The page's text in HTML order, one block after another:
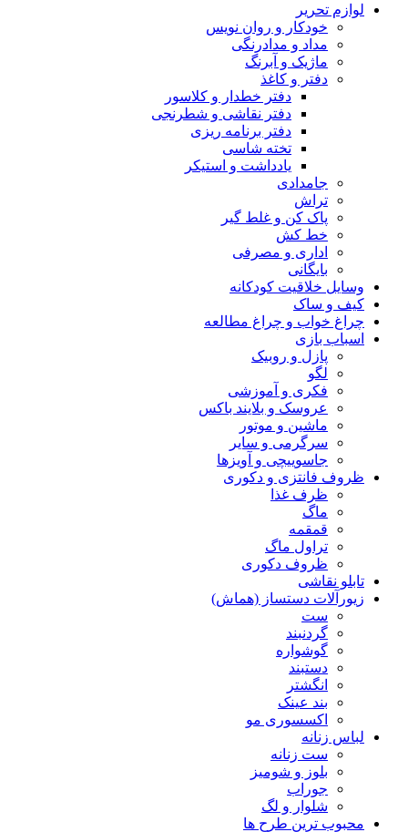
لوازم تحریر
خودکار و روان نویس
مداد و مدادرنگی
ماژیک و آبرنگ
دفتر و کاغذ
دفتر خطدار و کلاسور
دفتر نقاشی و شطرنجی
دفتر برنامه ریزی
تخته شاسی
یادداشت و استیکر
جامدادی
تراش
پاک کن و غلط گیر
خط کش
اداری و مصرفی
بایگانی
وسایل خلاقیت کودکانه
کیف و ساک
چراغ خواب و چراغ مطالعه
اسباب بازی
پازل و روبیک
لگو
فکری و آموزشی
عروسک و بلایند باکس
ماشین و موتور
سرگرمی و سایر
جاسوییچی و آویزها
ظروف فانتزی و دکوری
ظرف غذا
ماگ
قمقمه
تراول ماگ
ظروف دکوری
تابلو نقاشی
زیورآلات دستساز (هماش)
ست
گردنبند
گوشواره
دستبند
انگشتر
بند عینک
اکسسوری مو
لباس زنانه
ست زنانه
بلوز و شومیز
جوراب
شلوار و لگ
محبوب ترین طرح ها